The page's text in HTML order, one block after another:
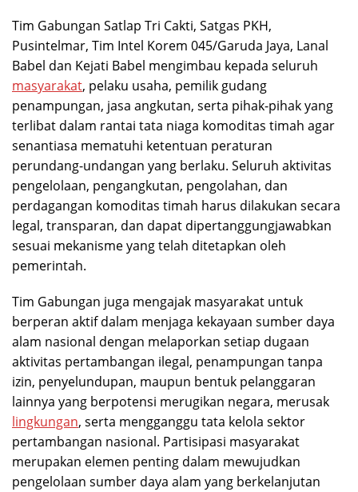
Tim Gabungan Satlap Tri Cakti, Satgas PKH,
Pusintelmar, Tim Intel Korem 045/Garuda Jaya, Lanal
Babel dan Kejati Babel mengimbau kepada seluruh
masyarakat, pelaku usaha, pemilik gudang
penampungan, jasa angkutan, serta pihak-pihak yang
terlibat dalam rantai tata niaga komoditas timah agar
senantiasa mematuhi ketentuan peraturan
perundang-undangan yang berlaku. Seluruh aktivitas
pengelolaan, pengangkutan, pengolahan, dan
perdagangan komoditas timah harus dilakukan secara
legal, transparan, dan dapat dipertanggungjawabkan
sesuai mekanisme yang telah ditetapkan oleh
pemerintah.
Tim Gabungan juga mengajak masyarakat untuk
berperan aktif dalam menjaga kekayaan sumber daya
alam nasional dengan melaporkan setiap dugaan
aktivitas pertambangan ilegal, penampungan tanpa
izin, penyelundupan, maupun bentuk pelanggaran
lainnya yang berpotensi merugikan negara, merusak
lingkungan, serta mengganggu tata kelola sektor
pertambangan nasional. Partisipasi masyarakat
merupakan elemen penting dalam mewujudkan
pengelolaan sumber daya alam yang berkelanjutan